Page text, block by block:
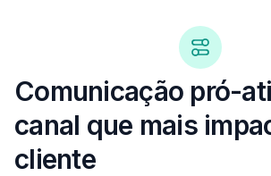
Comunicação pró-
canal que mais
cliente